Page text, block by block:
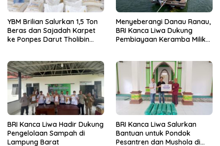
YBM Brilian Salurkan 1,5 Ton
Beras dan Sajadah Karpet
ke Ponpes Darut Tholibin
Menyeberangi Danau Ranau,
BRI Kanca Liwa Dukung
Pembiayaan Keramba Milik
BRI Kanca Liwa Hadir Dukung
Pengelolaan Sampah di
Lampung Barat
BRI Kanca Liwa Salurkan
Bantuan untuk Pondok
Pesantren dan Mushola di